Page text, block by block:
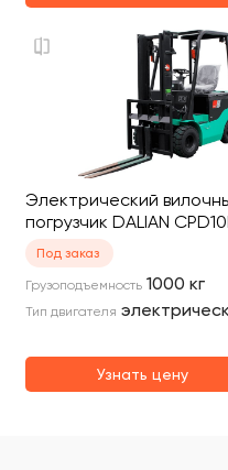
Электрический
погрузчик DALIAN
Под заказ
Грузоподъемность 1000 кг
Тип двигателя
Узнать цену